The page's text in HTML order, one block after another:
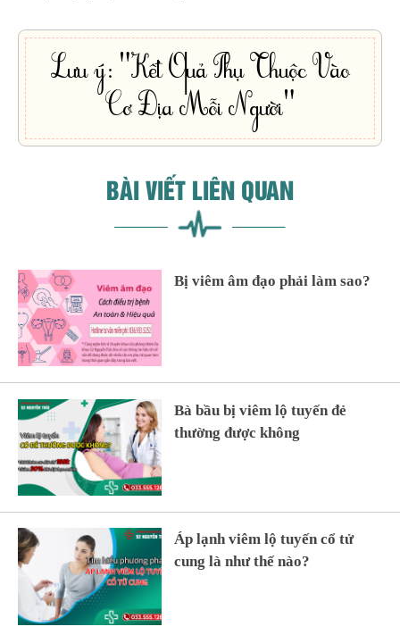
Lưu ý: "Kết Quả Phụ Thuộc Vào
Cơ Địa Mỗi Người"
BÀI VIẾT LIÊN QUAN
Bị viêm âm đạo phải làm sao?
Bà bầu bị viêm lộ tuyến đẻ
thường được không
Áp lạnh viêm lộ tuyến cổ tử
cung là như thế nào?